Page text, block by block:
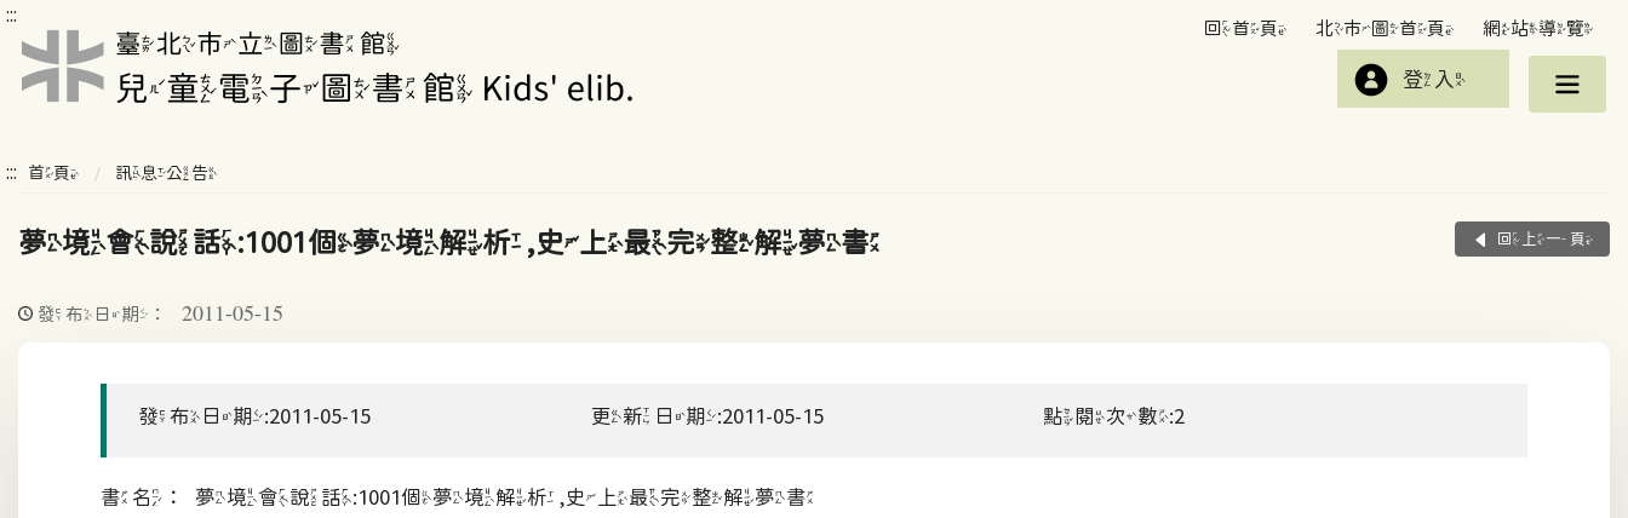
:::
回首頁 北市圖首頁 網站導覽
登入
::: 首頁 訊息公告
夢境會說話:1001個夢境解析,史上最完整解夢書 回上一頁
發布日期： 2011-05-15
發布日期:2011-05-15 更新日期:2011-05-15 點閱次數:2
書名：夢境會說話:1001個夢境解析,史上最完整解夢書